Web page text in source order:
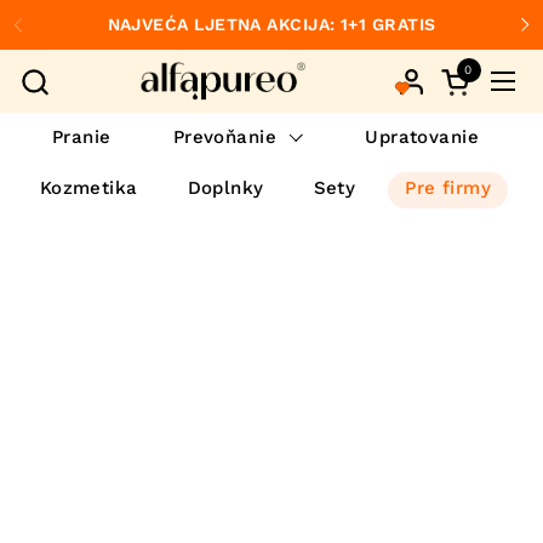
Preskočiť na obsah
Predchádzajúce
NAJVEĆA LJETNA AKCIJA: 1+1 GRATIS
Otvorte
0
Pranie Prevoňanie Upratovanie
Kozmetika Doplnky Sety Pre firmy